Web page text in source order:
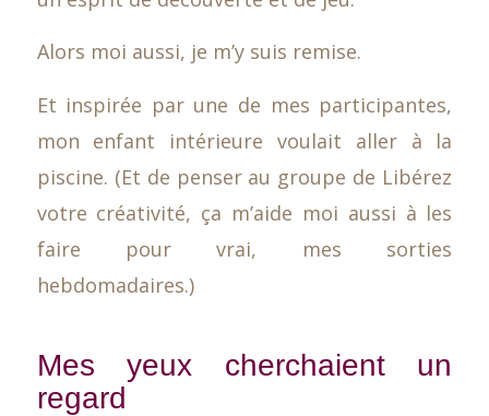
Alors moi aussi, je m’y suis remise.
Et inspirée par une de mes participantes,
mon enfant intérieure voulait aller à la
piscine. (Et de penser au groupe de Libérez
votre créativité, ça m’aide moi aussi à les
faire pour vrai, mes sorties
hebdomadaires.)
Mes yeux cherchaient un
regard